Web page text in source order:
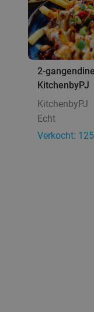
2-
KitchenbyPJ
KitchenbyPJ
Echt
Verkocht: 125